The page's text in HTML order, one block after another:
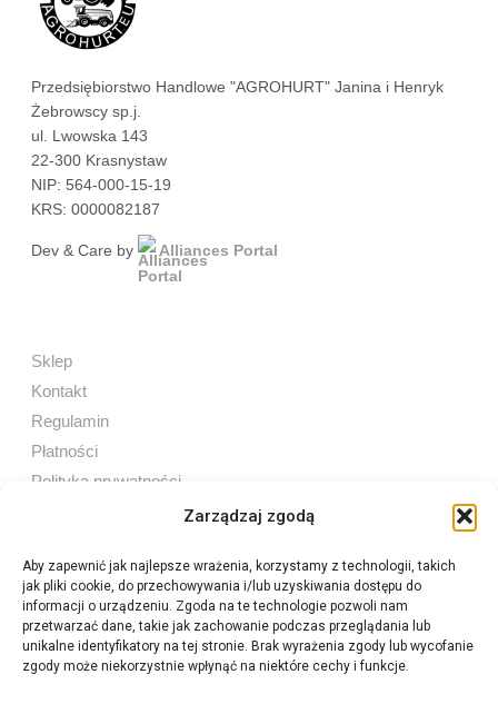
Zarządzaj zgodą
Aby zapewnić jak najlepsze wrażenia, korzystamy z technologii, takich
jak pliki cookie, do przechowywania i/lub uzyskiwania dostępu do
informacji o urządzeniu. Zgoda na te technologie pozwoli nam
przetwarzać dane, takie jak zachowanie podczas przeglądania lub
unikalne identyfikatory na tej stronie. Brak wyrażenia zgody lub wycofanie
zgody może niekorzystnie wpłynąć na niektóre cechy i funkcje.
Przedsiębiorstwo Handlowe "AGROHURT" Janina i Henryk
Żebrowscy sp.j.
ul. Lwowska 143
22-300 Krasnystaw
NIP: 564-000-15-19
KRS: 0000082187
Dev & Care by Alliances Portal
Sklep
Kontakt
Regulamin
Płatności
Polityka prywatności
Sprzedaż internetowa
Tel:605 603 753
Sprzedaż detaliczna